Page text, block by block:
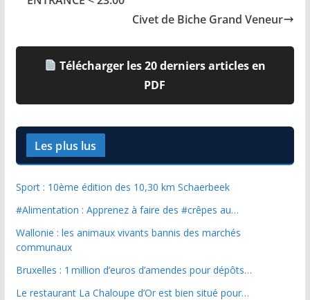
Civet de Biche Grand Veneur
Télécharger les 20 derniers articles en
PDF
Les plus lus
Sport : 10ème édition des 10,30 km Schaerbeek
#Alimentation : Apprenez à faire des #crêpes au…
Wallonie : les animaux vivants bannis des marchés
communaux
Bruxelles : 1 million d’euros d’amendes pour dépôts…
Le restaurant La Chaloupe d’Or est bien situé pour…